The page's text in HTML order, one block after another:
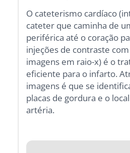
O cateterismo cardíaco
cateter que caminha de
periférica até o coração
injeções de contraste
imagens em raio-x) é o
eficiente para o infarto.
imagens é que se
placas de gordura e o
artéria.